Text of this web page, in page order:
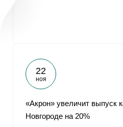
22
ноя
«Акрон» увеличит выпуск
Новгороде на 20%